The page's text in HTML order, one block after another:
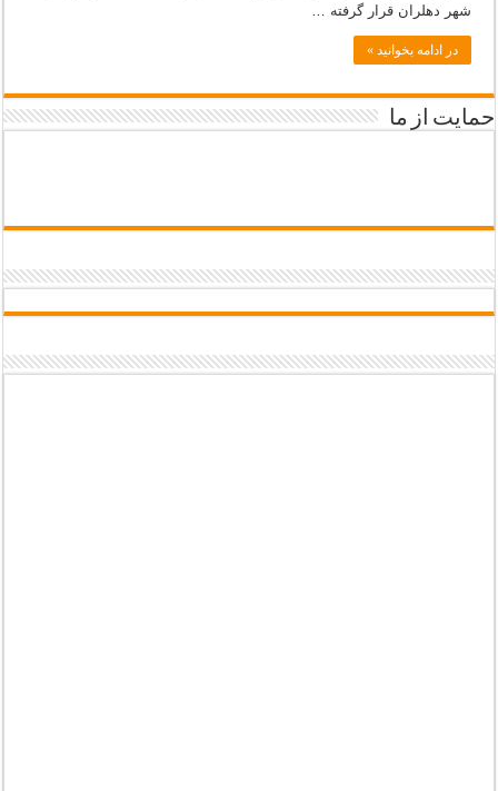
شهر دهلران قرار گرفته …
در ادامه بخوانید »
حمایت از ما